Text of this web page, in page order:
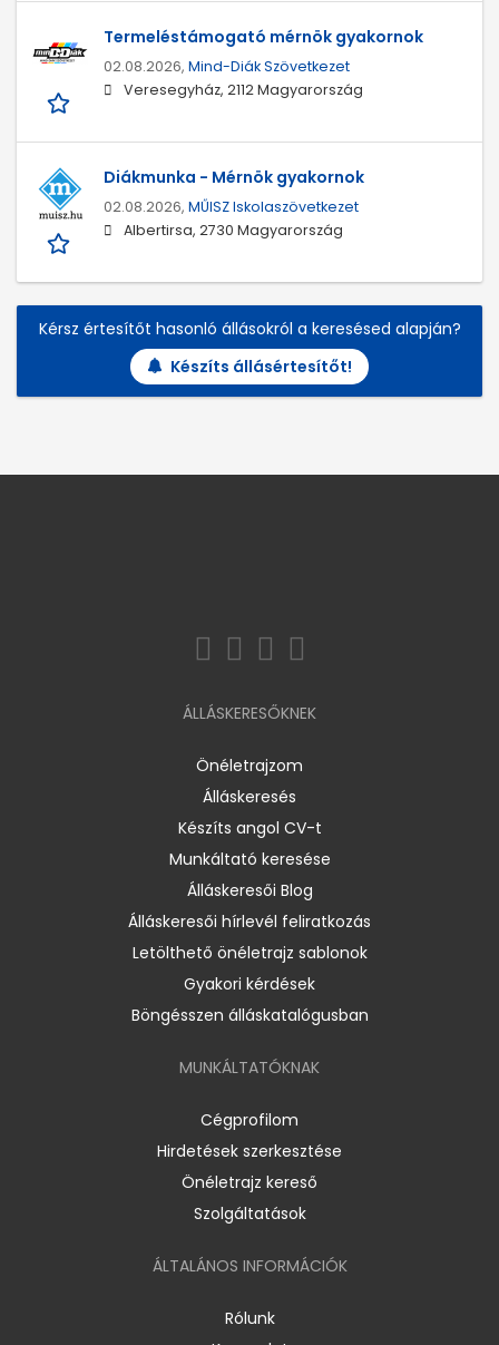
Termeléstámogató mérnök gyakornok
02.08.2026, Mind-Diák Szövetkezet
Veresegyház, 2112 Magyarország
Diákmunka - Mérnök gyakornok
02.08.2026, MŰISZ Iskolaszövetkezet
Albertirsa, 2730 Magyarország
Kérsz értesítőt hasonló állásokról a keresésed alapján?
Készíts állásértesítőt!
ÁLLÁSKERESŐKNEK
Önéletrajzom
Álláskeresés
Készíts angol CV-t
Munkáltató keresése
Álláskeresői Blog
Álláskeresői hírlevél feliratkozás
Letölthető önéletrajz sablonok
Gyakori kérdések
Böngésszen álláskatalógusban
MUNKÁLTATÓKNAK
Cégprofilom
Hirdetések szerkesztése
Önéletrajz kereső
Szolgáltatások
ÁLTALÁNOS INFORMÁCIÓK
Rólunk